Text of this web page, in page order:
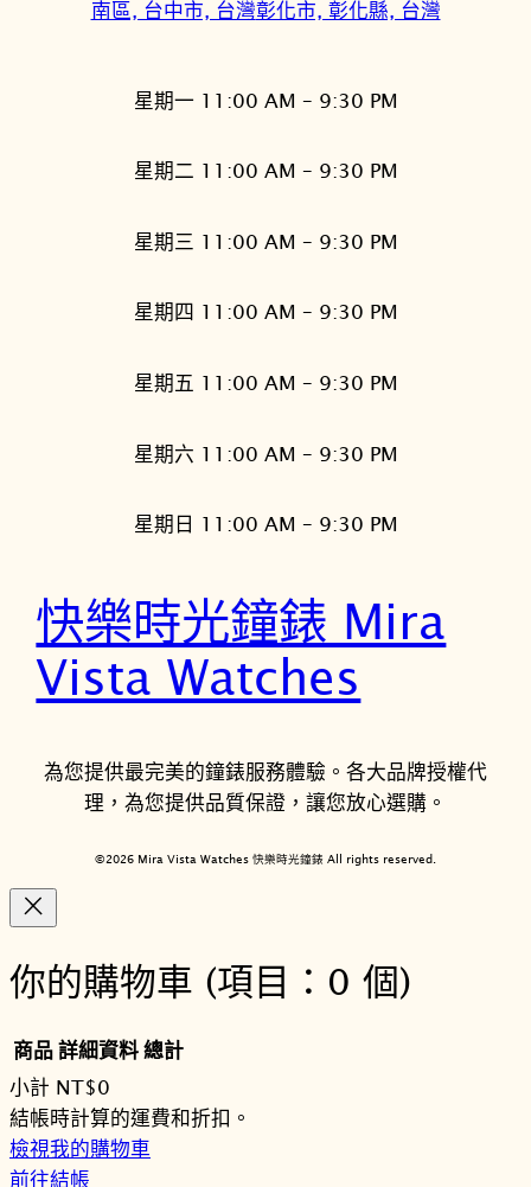
南區, 台中市, 台灣彰化市, 彰化縣, 台灣
星期一 11:00 AM – 9:30 PM
星期二 11:00 AM – 9:30 PM
星期三 11:00 AM – 9:30 PM
星期四 11:00 AM – 9:30 PM
星期五 11:00 AM – 9:30 PM
星期六 11:00 AM – 9:30 PM
星期日 11:00 AM – 9:30 PM
快樂時光鐘錶 Mira
Vista Watches
為您提供最完美的鐘錶服務體驗。各大品牌授權代
理，為您提供品質保證，讓您放心選購。
©2026 Mira Vista Watches 快樂時光鐘錶 All rights reserved.
你的購物車 (項目：0 個)
購
物
商品詳細資料總計
小計 NT$0
結帳時計算的運費和折扣。
檢視我的購物車
前往結帳